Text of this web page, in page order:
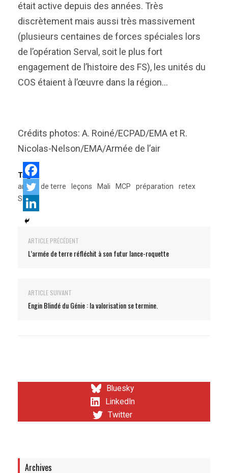
était active depuis des années. Très
discrètement mais aussi très massivement
(plusieurs centaines de forces spéciales lors
de l’opération Serval, soit le plus fort
engagement de l’histoire des FS), les unités du
COS étaient à l’œuvre dans la région…
Crédits photos: A. Roiné/ECPAD/EMA et R.
Nicolas-Nelson/EMA/Armée de l’air
Tags:
armée de terre
leçons Mali MCP préparation
retex
Serval
ARTICLE PRÉCÉDENT
L’armée de terre réfléchit à son futur lance-roquette
ARTICLE SUIVANT
Engin Blindé du Génie : la valorisation se termine.
Bluesky
LinkedIn
Twitter
Archives